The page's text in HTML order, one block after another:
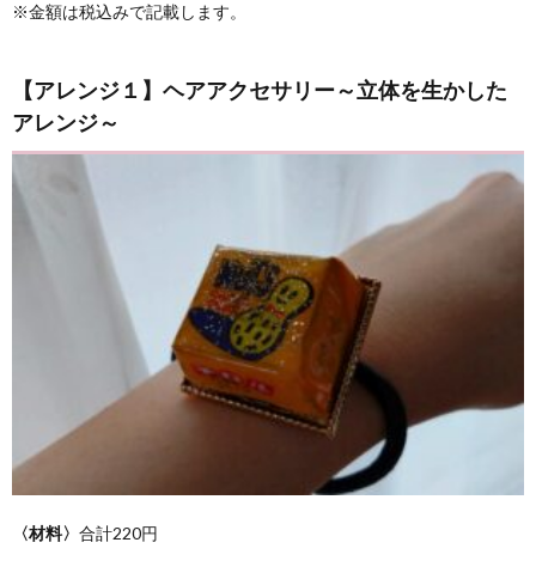
※金額は税込みで記載します。
【アレンジ１】ヘアアクセサリー～立体を生かした
アレンジ～
〈材料〉 合計220円